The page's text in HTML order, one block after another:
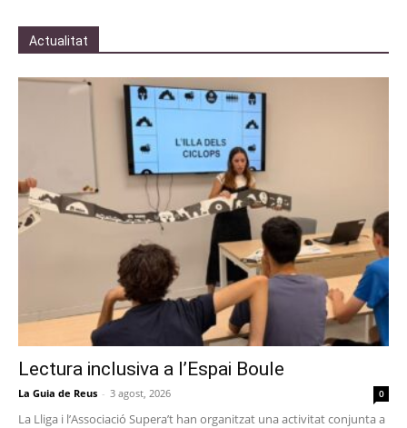
Actualitat
Lectura inclusiva a l’Espai Boule
La Guia de Reus - 3 agost, 2026 0
La Lliga i l’Associació Supera’t han organitzat una activitat conjunta a